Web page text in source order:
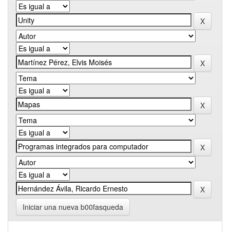
Iniciar una nueva b00fasqueda